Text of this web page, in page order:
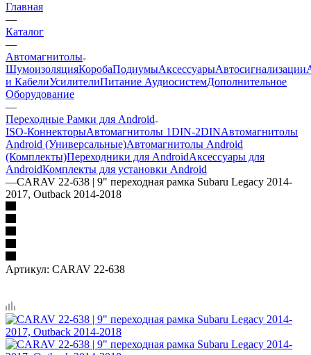
Главная
—
Каталог
—
Автомагнитолы
ШумоизоляцияКоробаПодиумыАксессуарыАвтосигнализации
и КабелиУсилителиПитание АудиосистемДополнительное
Оборудование
—
Переходные Рамки для Android
ISO-КоннекторыАвтомагнитолы 1DIN-2DINАвтомагнитолы
Android (Универсальные)Автомагнитолы Android
(Комплекты)Переходники для AndroidАксессуары для
AndroidКомплекты для установки Android
—CARAV 22-638 | 9" переходная рамка Subaru Legacy 2014-
2017, Outback 2014-2018
Артикул: CARAV 22-638